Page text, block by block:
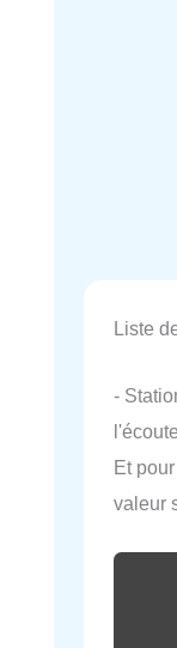
Liste
-
Et
valeur